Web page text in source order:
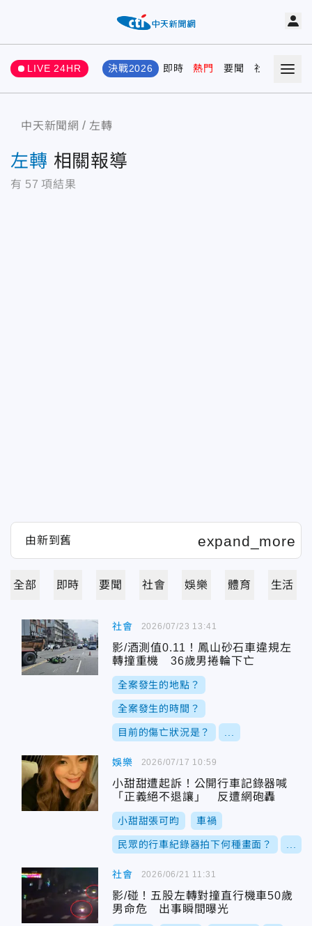
LIVE 24HR 決戰2026 即時 熱門 要聞 社會 娛樂
中天新聞網 左轉
左轉 相關報導
有 57 項結果
全部 即時 要聞 社會 娛樂 體育 生活
社會
影/酒測值0.11！鳳山砂石車違規左
轉撞重機 36歲男捲輪下亡
全案發生的地點？
全案發生的時間？
目前的傷亡狀況是？
2026/07/23 13:41
娛樂
小甜甜遭起訴！公開行車記錄器喊
「正義絕不退讓」 反遭網砲轟
小甜甜張可昀 車禍
民眾的行車紀錄器拍下何種畫面？
2026/07/17 10:59
社會
影/碰！五股左轉對撞直行機車50歲
男命危 出事瞬間曝光
2026/06/21 11:31